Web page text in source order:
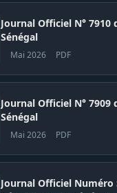
Journal Officiel N° 7910 du 23
Sénégal
Mai 2026 PDF
Journal Officiel N° 7909 du 16
Sénégal
Mai 2026 PDF
Journal Officiel Numéro